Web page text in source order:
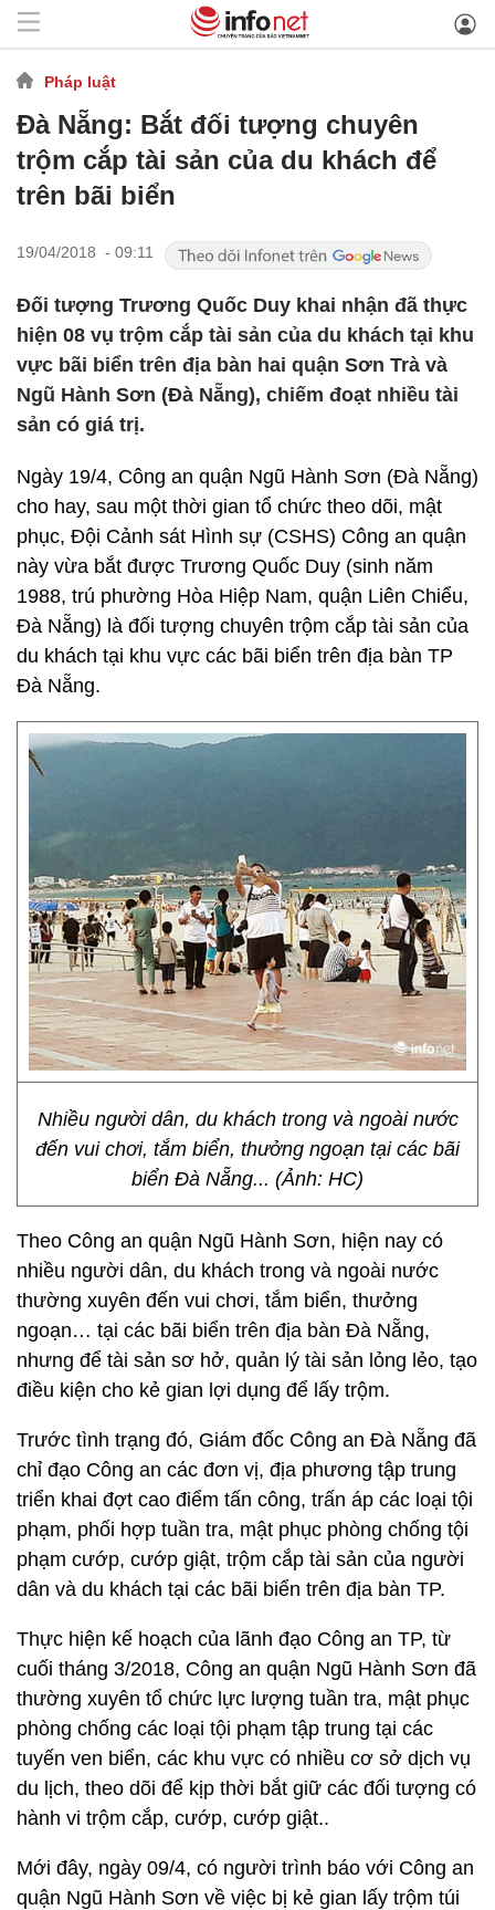
Pháp luật
Đà Nẵng: Bắt đối tượng chuyên
trộm cắp tài sản của du khách để
trên bãi biển
19/04/2018 - 09:11
Đối tượng Trương Quốc Duy khai nhận đã thực
hiện 08 vụ trộm cắp tài sản của du khách tại khu
vực bãi biển trên địa bàn hai quận Sơn Trà và
Ngũ Hành Sơn (Đà Nẵng), chiếm đoạt nhiều tài
sản có giá trị.
Ngày 19/4, Công an quận Ngũ Hành Sơn (Đà Nẵng)
cho hay, sau một thời gian tổ chức theo dõi, mật
phục, Đội Cảnh sát Hình sự (CSHS) Công an quận
này vừa bắt được Trương Quốc Duy (sinh năm
1988, trú phường Hòa Hiệp Nam, quận Liên Chiểu,
Đà Nẵng) là đối tượng chuyên trộm cắp tài sản của
du khách tại khu vực các bãi biển trên địa bàn TP
Đà Nẵng.
Nhiều người dân, du khách trong và ngoài nước
đến vui chơi, tắm biển, thưởng ngoạn tại các bãi
biển Đà Nẵng... (Ảnh: HC)
Theo Công an quận Ngũ Hành Sơn, hiện nay có
nhiều người dân, du khách trong và ngoài nước
thường xuyên đến vui chơi, tắm biển, thưởng
ngoạn… tại các bãi biển trên địa bàn Đà Nẵng,
nhưng để tài sản sơ hở, quản lý tài sản lỏng lẻo, tạo
điều kiện cho kẻ gian lợi dụng để lấy trộm.
Trước tình trạng đó, Giám đốc Công an Đà Nẵng đã
chỉ đạo Công an các đơn vị, địa phương tập trung
triển khai đợt cao điểm tấn công, trấn áp các loại tội
phạm, phối hợp tuần tra, mật phục phòng chống tội
phạm cướp, cướp giật, trộm cắp tài sản của người
dân và du khách tại các bãi biển trên địa bàn TP.
Thực hiện kế hoạch của lãnh đạo Công an TP, từ
cuối tháng 3/2018, Công an quận Ngũ Hành Sơn đã
thường xuyên tổ chức lực lượng tuần tra, mật phục
phòng chống các loại tội phạm tập trung tại các
tuyến ven biển, các khu vực có nhiều cơ sở dịch vụ
du lịch, theo dõi để kịp thời bắt giữ các đối tượng có
hành vi trộm cắp, cướp, cướp giật..
Mới đây, ngày 09/4, có người trình báo với Công an
quận Ngũ Hành Sơn về việc bị kẻ gian lấy trộm túi